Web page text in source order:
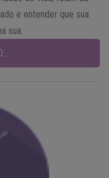
e entender que sua
sua.